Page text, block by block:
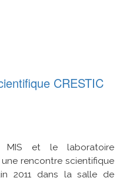
CRESTIC
MIS et le laboratoire
une rencontre scientifique
2011 dans la salle de